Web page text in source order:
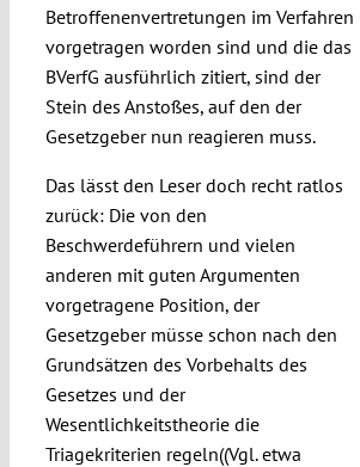
Betroffenenvertretungen im Verfahren
vorgetragen worden sind und die das
BVerfG ausführlich zitiert, sind der
Stein des Anstoßes, auf den der
Gesetzgeber nun reagieren muss.
Das lässt den Leser doch recht ratlos
zurück: Die von den
Beschwerdeführern und vielen
anderen mit guten Argumenten
vorgetragene Position, der
Gesetzgeber müsse schon nach den
Grundsätzen des Vorbehalts des
Gesetzes und der
Wesentlichkeitstheorie die
Triagekriterien regeln((Vgl. etwa